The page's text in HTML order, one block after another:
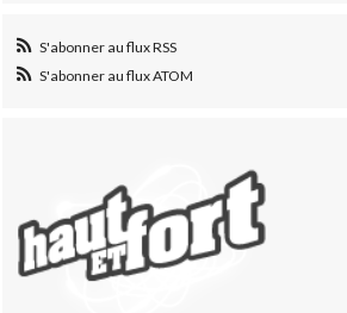
S'abonner au flux RSS
S'abonner au flux ATOM